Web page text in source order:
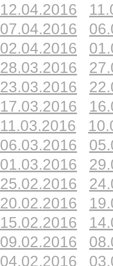
12.04.2016
07.04.2016
02.04.2016
28.03.2016
23.03.2016
17.03.2016
11.03.2016
06.03.2016
01.03.2016
25.02.2016
20.02.2016
15.02.2016
09.02.2016
04.02.2016